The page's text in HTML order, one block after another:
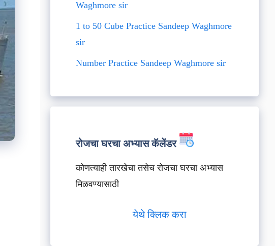
Waghmore sir
1 to 50 Cube Practice Sandeep Waghmore
sir
Number Practice Sandeep Waghmore sir
रोजचा घरचा अभ्यास कॅलेंडर
कोणत्याही तारखेचा तसेच रोजचा घरचा अभ्यास
मिळवण्यासाठी
येथे क्लिक करा